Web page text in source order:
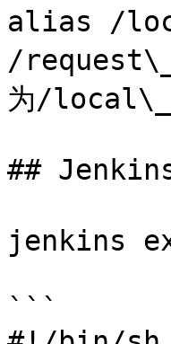
alias /
/
为/
## Jenkins
jenkins
```